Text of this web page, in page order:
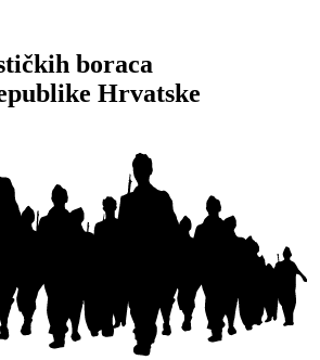
boraca
Hrvatske